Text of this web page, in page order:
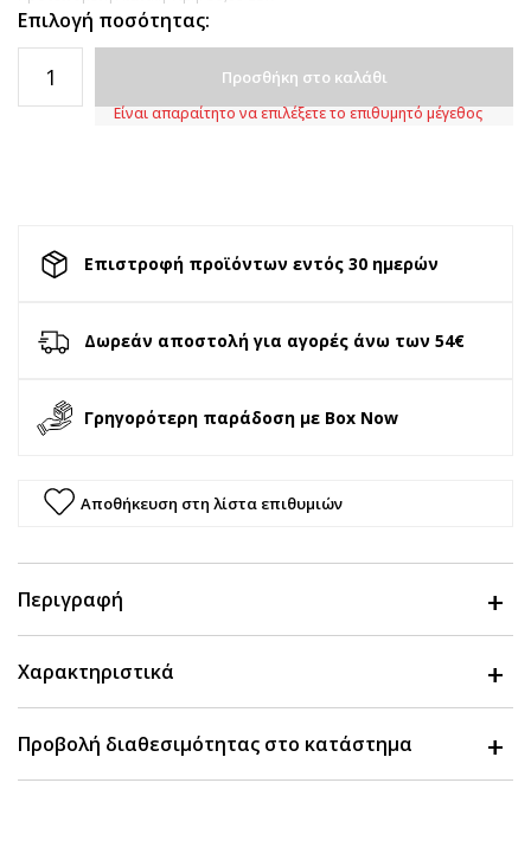
Επιλογή ποσότητας:
Προσθήκη στο καλάθι
Είναι απαραίτητο να επιλέξετε το επιθυμητό μέγεθος
Επιστροφή προϊόντων εντός 30 ημερών
Δωρεάν αποστολή για αγορές άνω των 54€
Γρηγορότερη παράδοση με Box Now
Αποθήκευση στη λίστα επιθυμιών
Περιγραφή
Χαρακτηριστικά
Προβολή διαθεσιμότητας στο κατάστημα